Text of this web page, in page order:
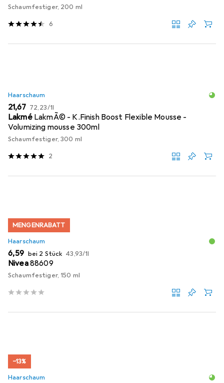
Schaumfestiger, 200 ml
6
Haarschaum
EUR
21,67 EUR
72,23/1l
Lakmé LakmÃ© - K.Finish Boost Flexible Mousse -
Volumizing mousse 300ml
Schaumfestiger, 300 ml
2
MENGENRABATT
Haarschaum
EUR
6,59 bei 2 Stück EUR
43,93/1l
Nivea88609
Schaumfestiger, 150 ml
−13%
Haarschaum